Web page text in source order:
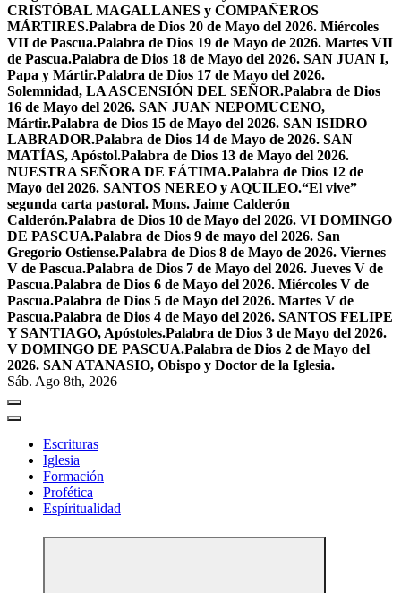
CRISTÓBAL MAGALLANES y COMPAÑEROS
MÁRTIRES.Palabra de Dios 20 de Mayo del 2026. Miércoles
VII de Pascua.Palabra de Dios 19 de Mayo de 2026. Martes VII
de Pascua.Palabra de Dios 18 de Mayo del 2026. SAN JUAN I,
Papa y Mártir.Palabra de Dios 17 de Mayo del 2026.
Solemnidad, LA ASCENSIÓN DEL SEÑOR.Palabra de Dios
16 de Mayo del 2026. SAN JUAN NEPOMUCENO,
Mártir.Palabra de Dios 15 de Mayo del 2026. SAN ISIDRO
LABRADOR.Palabra de Dios 14 de Mayo de 2026. SAN
MATÍAS, Apóstol.Palabra de Dios 13 de Mayo del 2026.
NUESTRA SEÑORA DE FÁTIMA.Palabra de Dios 12 de
Mayo del 2026. SANTOS NEREO y AQUILEO.“El vive”
segunda carta pastoral. Mons. Jaime Calderón
Calderón.Palabra de Dios 10 de Mayo del 2026. VI DOMINGO
DE PASCUA.Palabra de Dios 9 de mayo del 2026. San
Gregorio Ostiense.Palabra de Dios 8 de Mayo de 2026. Viernes
V de Pascua.Palabra de Dios 7 de Mayo del 2026. Jueves V de
Pascua.Palabra de Dios 6 de Mayo del 2026. Miércoles V de
Pascua.Palabra de Dios 5 de Mayo del 2026. Martes V de
Pascua.Palabra de Dios 4 de Mayo del 2026. SANTOS FELIPE
Y SANTIAGO, Apóstoles.Palabra de Dios 3 de Mayo del 2026.
V DOMINGO DE PASCUA.Palabra de Dios 2 de Mayo del
2026. SAN ATANASIO, Obispo y Doctor de la Iglesia.
Sáb. Ago 8th, 2026
Escrituras
Iglesia
Formación
Profética
Espíritualidad